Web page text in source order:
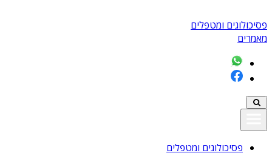
פסיכולוגים ומטפלים
מאמרים
פסיכולוגים ומטפלים